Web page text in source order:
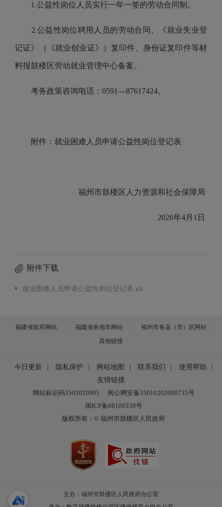
1.公益性岗位人员实行一年一签的劳动合同制。
2.公益性岗位聘用人员的劳动合同、《就业失业登
记证》（《就业创业证》）复印件、身份证复印件等材
料报鼓楼区劳动就业管理中心备案。
考务政策咨询电话： 0591—87617424。
附件：就业困难人员申请公益性岗位登记表
福州市鼓楼区人力资源和社会保障局
2026年4月 1 日
附件下载
就业困难人员申请公益性岗位登记表.xls
福建省政府网站 福建省各地市网站
福州市各县（市）区网站
其他链接
今日更新 隐私保护 网站地图 联系我们 使用帮助
友情链接
网站标识码3501020005
闽公网安备35010202000735号
闽ICP备08100339号
版权所有：© 福州市鼓楼区人民政府
主办：福州市鼓楼区人民政府办公室